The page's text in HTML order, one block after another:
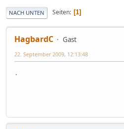
NACH UNTEN Seiten 1
HagbardC Gast
22. September 2009, 12:13:48
.